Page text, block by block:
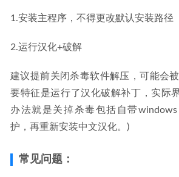
1.安装主程序，不得更改默认安装路径
2.运行汉化+破解
建议提前关闭杀毒软件解压，可能会
要特征是运行了汉化破解补丁，实际
办法就是关掉杀毒包括自带windows
护，再重新安装中文汉化。)
常见问题：